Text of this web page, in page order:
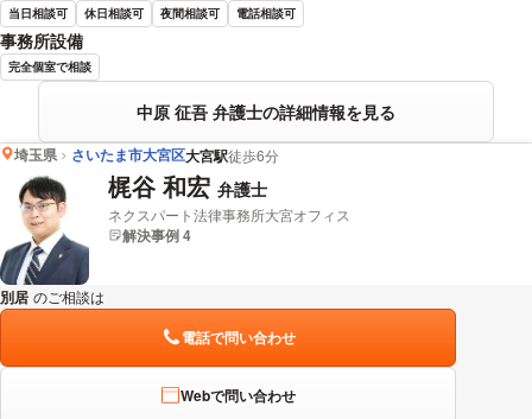
当日相談可 休日相談可 夜間相談可 電話相談可
事務所設備
完全個室で相談
中原 征吾 弁護士の詳細情報を見る
埼玉県 さいたま市大宮区大宮駅徒歩6分
梶谷 和宏 弁護士
ネクスパート法律事務所大宮オフィス
解決事例 4
別居 のご相談は
電話で問い合わせ
Webで問い合わせ